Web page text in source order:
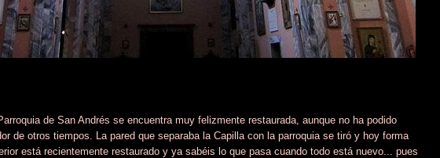
de San Andrés se encuentra muy felizmente restaurada, aunque no ha podido
de otros tiempos. La pared que separaba la Capilla con la parroquia se tiró y hoy forma
está recientemente restaurado y ya sabéis lo que pasa cuando todo está nuevo... pues